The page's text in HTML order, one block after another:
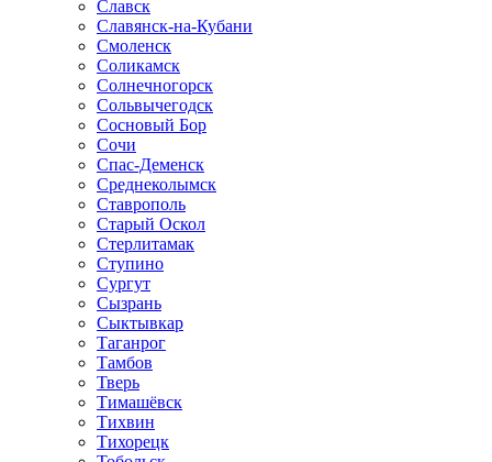
Славск
Славянск-на-Кубани
Смоленск
Соликамск
Солнечногорск
Сольвычегодск
Сосновый Бор
Сочи
Спас-Деменск
Среднеколымск
Ставрополь
Старый Оскол
Стерлитамак
Ступино
Сургут
Сызрань
Сыктывкар
Таганрог
Тамбов
Тверь
Тимашёвск
Тихвин
Тихорецк